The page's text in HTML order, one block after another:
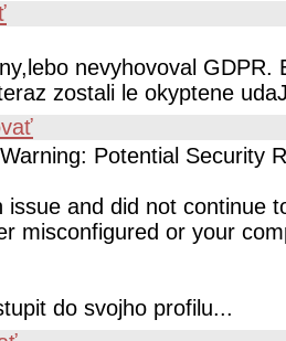
nevyhovoval GDPR.
zostali le okyptene
Potential Security
issue and did not continue
misconfigured or your
do svojho profilu...